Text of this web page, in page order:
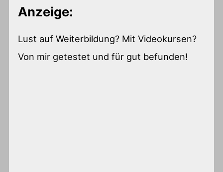
Anzeige:
Lust auf Weiterbildung? Mit Videokursen?
Von mir getestet und für gut befunden!